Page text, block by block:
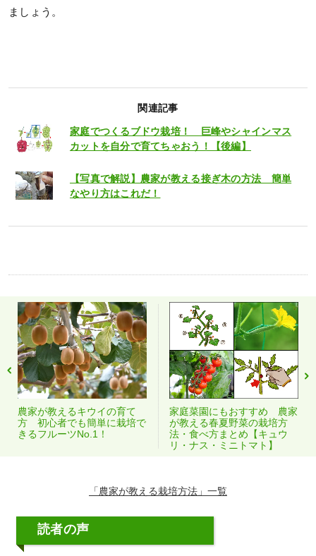
ましょう。
関連記事
家庭でつくるブドウ栽培！ 巨峰やシャインマス
カットを自分で育てちゃおう！【後編】
【写真で解説】農家が教える接ぎ木の方法 簡単
なやり方はこれだ！
農家が教えるキウイの育て
方 初心者でも簡単に栽培で
きるフルーツNo.1！
家庭菜園にもおすすめ 農家
が教える春夏野菜の栽培方
法・食べ方まとめ【キュウ
リ・ナス・ミニトマト】
「農家が教える栽培方法」
読者の声